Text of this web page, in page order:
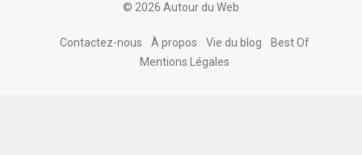
© 2026 Autour du Web
Contactez-nous À propos Vie du blog
Best Of
Mentions Légales